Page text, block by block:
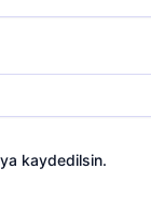
kaydedilsin.